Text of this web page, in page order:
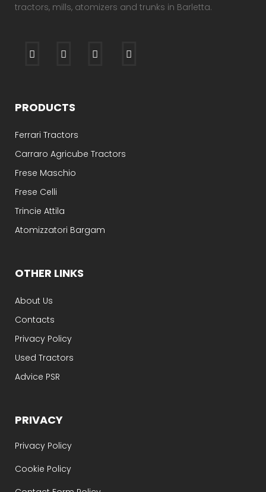
tractors, mills, atomizers and trunks in Barletta.
PRODUCTS
Ferrari Tractors
Carraro Agricube Tractors
Frese Maschio
Frese Celli
Trincie Attila
Atomizzatori Bargam
OTHER LINKS
About Us
Contacts
Privacy Policy
Used Tractors
Advice PSR
PRIVACY
Privacy Policy
Cookie Policy